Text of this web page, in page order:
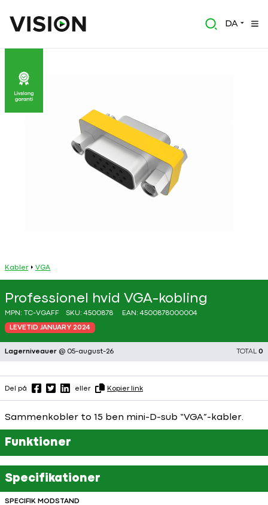
DA
Kabler VGA
Professionel hvid VGA-kobling
MPN: TC-VGAFF SKU:4500878 EAN:4500878000004
LEVETID JANUARY 2024
Lagerniveauer @ 05-august-26 TOTAL 0
Del på eller Kopier link
Sammenkobler to 15 ben mini-D-sub “VGA”-kabler.
Funktioner
Specifikationer
SPECIFIK MODSTAND